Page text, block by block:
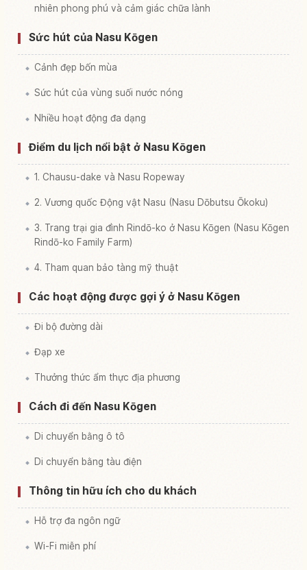
nhiên phong phú và cảm giác chữa lành
Sức hút của Nasu Kōgen
Cảnh đẹp bốn mùa
Sức hút của vùng suối nước nóng
Nhiều hoạt động đa dạng
Điểm du lịch nổi bật ở Nasu Kōgen
1. Chausu-dake và Nasu Ropeway
2. Vương quốc Động vật Nasu (Nasu Dōbutsu Ōkoku)
3. Trang trại gia đình Rindō-ko ở Nasu Kōgen (Nasu Kōgen
Rindō-ko Family Farm)
4. Tham quan bảo tàng mỹ thuật
Các hoạt động được gợi ý ở Nasu Kōgen
Đi bộ đường dài
Đạp xe
Thưởng thức ẩm thực địa phương
Cách đi đến Nasu Kōgen
Di chuyển bằng ô tô
Di chuyển bằng tàu điện
Thông tin hữu ích cho du khách
Hỗ trợ đa ngôn ngữ
Wi-Fi miễn phí